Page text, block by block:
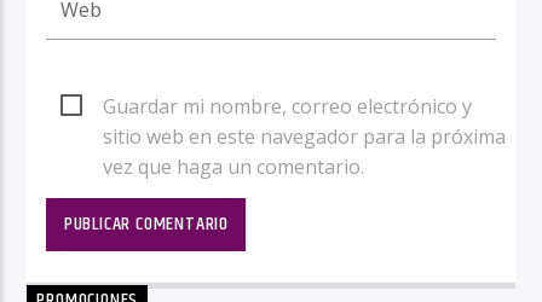
Guardar mi nombre, correo electrónico y
sitio web en este navegador para la próxima
vez que haga un comentario.